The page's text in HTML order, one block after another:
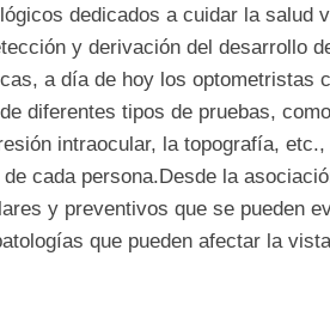
dedicados a cuidar la salud
y derivación del desarrollo
a día de hoy los optometristas
diferentes tipos de pruebas,
intraocular, la topografía,
cada persona.Desde la
y preventivos que se pueden
que pueden afectar la